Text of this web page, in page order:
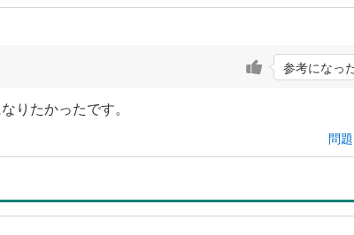
参考になっ
りたかったです。
問